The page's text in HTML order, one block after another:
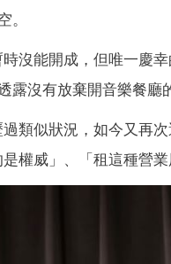
。
沒能開成，但唯一慶
露沒有放棄開音樂餐
類似狀況，如今又再
權威」、「租這種營